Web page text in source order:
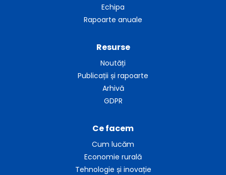
Echipa
Rapoarte anuale
Ce facem
Cum lucăm
Economie rurală
Tehnologie și inovație
Resurse
Noutăți
Publicații și rapoarte
Arhivă
GDPR